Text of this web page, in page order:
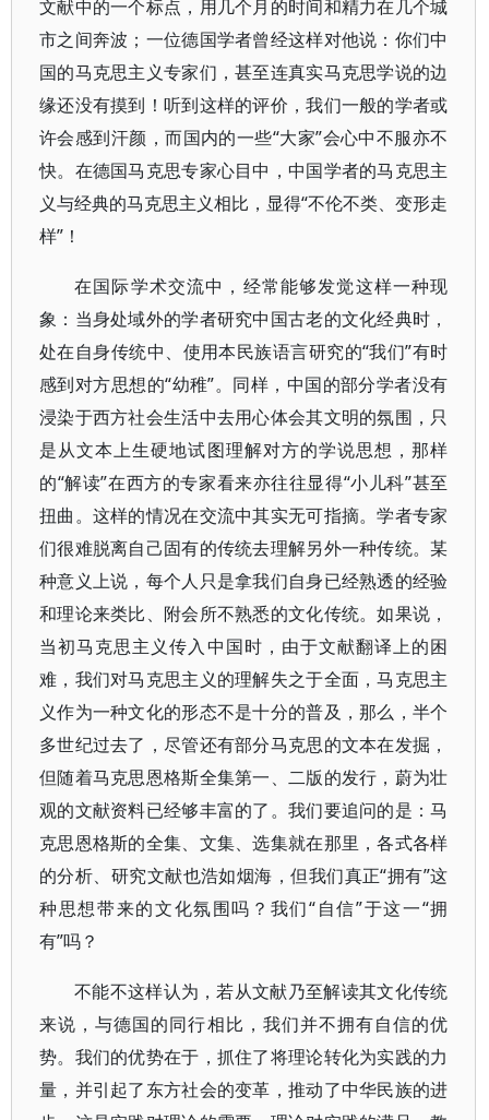
文献中的一个标点，用几个月的时间和精力在几个城
市之间奔波；一位德国学者曾经这样对他说：你们中
国的马克思主义专家们，甚至连真实马克思学说的边
缘还没有摸到！听到这样的评价，我们一般的学者或
许会感到汗颜，而国内的一些“大家”会心中不服亦不
快。在德国马克思专家心目中，中国学者的马克思主
义与经典的马克思主义相比，显得“不伦不类、变形走
样”！
在国际学术交流中，经常能够发觉这样一种现
象：当身处域外的学者研究中国古老的文化经典时，
处在自身传统中、使用本民族语言研究的“我们”有时
感到对方思想的“幼稚”。同样，中国的部分学者没有
浸染于西方社会生活中去用心体会其文明的氛围，只
是从文本上生硬地试图理解对方的学说思想，那样
的“解读”在西方的专家看来亦往往显得“小儿科”甚至
扭曲。这样的情况在交流中其实无可指摘。学者专家
们很难脱离自己固有的传统去理解另外一种传统。某
种意义上说，每个人只是拿我们自身已经熟透的经验
和理论来类比、附会所不熟悉的文化传统。如果说，
当初马克思主义传入中国时，由于文献翻译上的困
难，我们对马克思主义的理解失之于全面，马克思主
义作为一种文化的形态不是十分的普及，那么，半个
多世纪过去了，尽管还有部分马克思的文本在发掘，
但随着马克思恩格斯全集第一、二版的发行，蔚为壮
观的文献资料已经够丰富的了。我们要追问的是：马
克思恩格斯的全集、文集、选集就在那里，各式各样
的分析、研究文献也浩如烟海，但我们真正“拥有”这
种思想带来的文化氛围吗？我们“自信”于这一“拥
有”吗？
不能不这样认为，若从文献乃至解读其文化传统
来说，与德国的同行相比，我们并不拥有自信的优
势。我们的优势在于，抓住了将理论转化为实践的力
量，并引起了东方社会的变革，推动了中华民族的进